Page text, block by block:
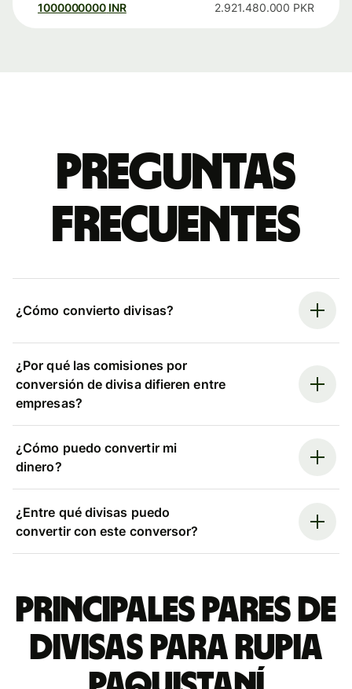
1000000000 INR 2.921.480.000 PKR
Preguntas
frecuentes
¿Cómo convierto divisas?
¿Por qué las comisiones por
conversión de divisa difieren entre
empresas?
¿Cómo puedo convertir mi
dinero?
¿Entre qué divisas puedo
convertir con este conversor?
Principales pares de
divisas para rupia